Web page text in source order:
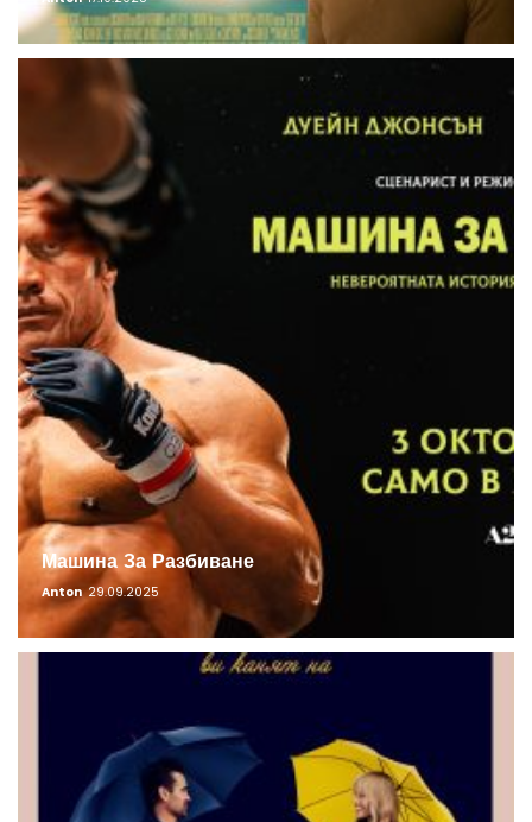
Машина За Разбиване
Anton 29.09.2025